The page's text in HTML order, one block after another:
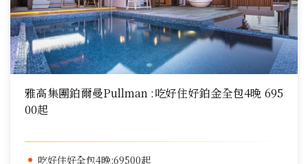
雅高集團鉑爾曼Pullman :吃好住好鉑金全包4晚 695
00起
吃好住好全包4晚:69500起